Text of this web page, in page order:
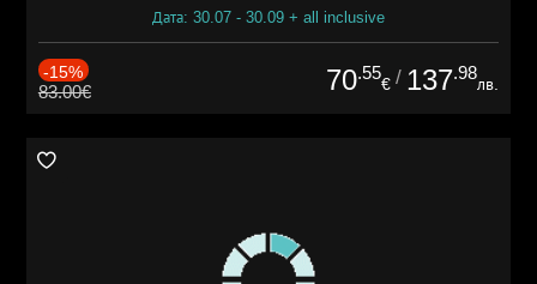
Дата: 30.07 - 30.09 + all inclusive
-15%
83.00€ 70.55
€ / 137.98
лв.